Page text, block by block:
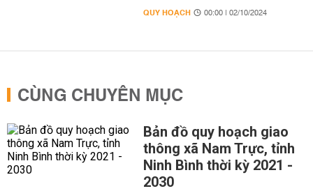
QUY HOẠCH 00:00 | 02/10/2024
CÙNG CHUYÊN MỤC
Bản đồ quy hoạch giao
thông xã Nam Trực, tỉnh
Ninh Bình thời kỳ 2021 -
2030